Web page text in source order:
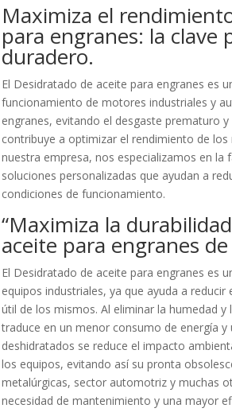
Maximiza el
para engranes: la
duradero.
El Desidratado de aceite para engranes es
funcionamiento de motores industriales y
engranes, evitando el desgaste prematuro
contribuye a optimizar el rendimiento de
nuestra empresa, nos especializamos en
soluciones personalizadas que ayudan a
condiciones de funcionamiento.
“Maximiza la
aceite para engranes
El Desidratado de aceite para engranes es
equipos industriales, ya que ayuda a
útil de los mismos. Al eliminar la humedad
traduce en un menor consumo de energía
deshidratados se reduce el impacto
los equipos, evitando así su pronta
metalúrgicas, sector automotriz y muchas
necesidad de mantenimiento y una mayor